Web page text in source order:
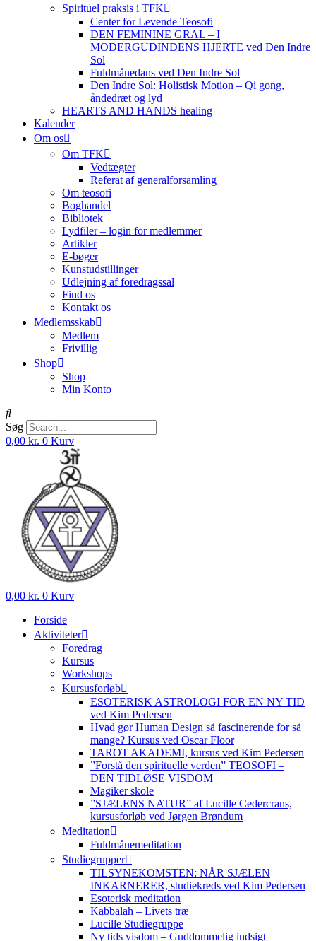
Spirituel praksis i TFK
Center for Levende Teosofi
DEN FEMININE GRAL – I
MODERGUDINDENS HJERTE ved Den Indre
Sol
Fuldmånedans ved Den Indre Sol
Den Indre Sol: Holistisk Motion – Qi gong,
åndedræt og lyd
HEARTS AND HANDS healing
Kalender
Om os
Om TFK
Vedtægter
Referat af generalforsamling
Om teosofi
Boghandel
Bibliotek
Lydfiler – login for medlemmer
Artikler
E-bøger
Kunstudstillinger
Udlejning af foredragssal
Find os
Kontakt os
Medlemsskab
Medlem
Frivillig
Shop
Shop
Min Konto
Søg
0,00 kr. 0 Kurv
0,00 kr. 0 Kurv
Forside
Aktiviteter
Foredrag
Kursus
Workshops
Kursusforløb
ESOTERISK ASTROLOGI FOR EN NY TID
ved Kim Pedersen
Hvad gør Human Design så fascinerende for så
mange? Kursus ved Oscar Floor
TAROT AKADEMI, kursus ved Kim Pedersen
”Forstå den spirituelle verden” TEOSOFI –
DEN TIDLØSE VISDOM
Magiker skole
”SJÆLENS NATUR” af Lucille Cedercrans,
kursusforløb ved Jørgen Brøndum
Meditation
Fuldmånemeditation
Studiegrupper
TILSYNEKOMSTEN: NÅR SJÆLEN
INKARNERER, studiekreds ved Kim Pedersen
Esoterisk meditation
Kabbalah – Livets træ
Lucille Studiegruppe
Ny tids visdom – Guddommelig indsigt